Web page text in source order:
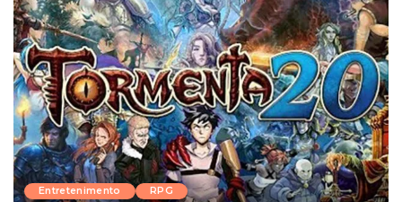
Entretenimento RPG